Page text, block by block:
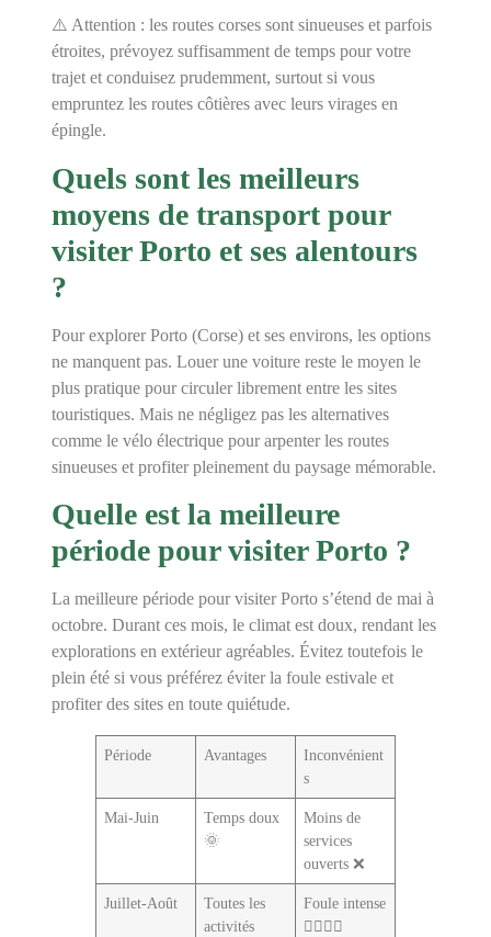
⚠️ Attention : les routes corses sont sinueuses et parfois
étroites, prévoyez suffisamment de temps pour votre
trajet et conduisez prudemment, surtout si vous
empruntez les routes côtières avec leurs virages en
épingle.
Quels sont les meilleurs
moyens de transport pour
visiter Porto et ses alentours
?
Pour explorer Porto (Corse) et ses environs, les options
ne manquent pas. Louer une voiture reste le moyen le
plus pratique pour circuler librement entre les sites
touristiques. Mais ne négligez pas les alternatives
comme le vélo électrique pour arpenter les routes
sinueuses et profiter pleinement du paysage mémorable.
Quelle est la meilleure
période pour visiter Porto ?
La meilleure période pour visiter Porto s’étend de mai à
octobre. Durant ces mois, le climat est doux, rendant les
explorations en extérieur agréables. Évitez toutefois le
plein été si vous préférez éviter la foule estivale et
profiter des sites en toute quiétude.
Période Avantages
Inconvénient
s
Mai-Juin
Temps doux
🌞
Moins de
services
ouverts ❌
Juillet-Août
Toutes les
activités
Foule intense
🚶‍♂️🚶‍♀️